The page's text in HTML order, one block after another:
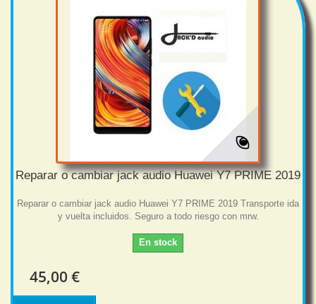
Reparar o cambiar jack audio Huawei Y7 PRIME 2019
Reparar o cambiar jack audio Huawei Y7 PRIME 2019 Transporte ida
y vuelta incluidos. Seguro a todo riesgo con mrw.
En stock
45,00 €